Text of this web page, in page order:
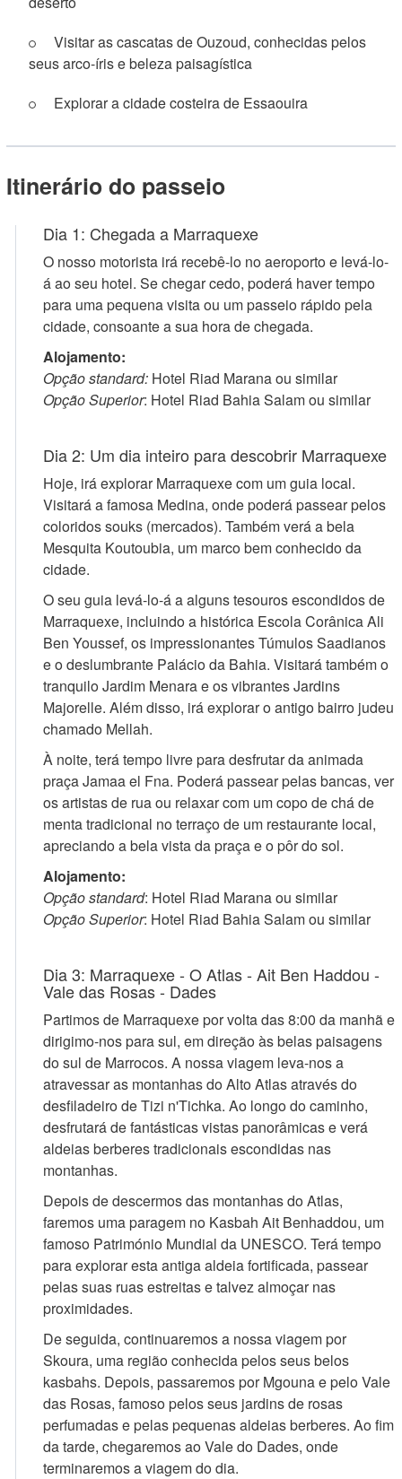
Visitar as cascatas de Ouzoud, conhecidas pelos
seus arco-íris e beleza paisagística
Explorar a cidade costeira de Essaouira
Itinerário do passeio
Dia 1: Chegada a Marraquexe
O nosso motorista irá recebê-lo no aeroporto e levá-lo-
á ao seu hotel. Se chegar cedo, poderá haver tempo
para uma pequena visita ou um passeio rápido pela
cidade, consoante a sua hora de chegada.
Alojamento:
Opção standard: Hotel Riad Marana ou similar
Opção Superior: Hotel Riad Bahia Salam ou similar
Dia 2: Um dia inteiro para descobrir Marraquexe
Hoje, irá explorar Marraquexe com um guia local.
Visitará a famosa Medina, onde poderá passear pelos
coloridos souks (mercados). Também verá a bela
Mesquita Koutoubia, um marco bem conhecido da
cidade.
O seu guia levá-lo-á a alguns tesouros escondidos de
Marraquexe, incluindo a histórica Escola Corânica Ali
Ben Youssef, os impressionantes Túmulos Saadianos
e o deslumbrante Palácio da Bahia. Visitará também o
tranquilo Jardim Menara e os vibrantes Jardins
Majorelle. Além disso, irá explorar o antigo bairro judeu
chamado Mellah.
À noite, terá tempo livre para desfrutar da animada
praça Jamaa el Fna. Poderá passear pelas bancas, ver
os artistas de rua ou relaxar com um copo de chá de
menta tradicional no terraço de um restaurante local,
apreciando a bela vista da praça e o pôr do sol.
Alojamento:
Opção standard: Hotel Riad Marana ou similar
Opção Superior: Hotel Riad Bahia Salam ou similar
Dia 3: Marraquexe - O Atlas - Ait Ben Haddou -
Vale das Rosas - Dades
Partimos de Marraquexe por volta das 8:00 da manhã e
dirigimo-nos para sul, em direção às belas paisagens
do sul de Marrocos. A nossa viagem leva-nos a
atravessar as montanhas do Alto Atlas através do
desfiladeiro de Tizi n'Tichka. Ao longo do caminho,
desfrutará de fantásticas vistas panorâmicas e verá
aldeias berberes tradicionais escondidas nas
montanhas.
Depois de descermos das montanhas do Atlas,
faremos uma paragem no Kasbah Ait Benhaddou, um
famoso Património Mundial da UNESCO. Terá tempo
para explorar esta antiga aldeia fortificada, passear
pelas suas ruas estreitas e talvez almoçar nas
proximidades.
De seguida, continuaremos a nossa viagem por
Skoura, uma região conhecida pelos seus belos
kasbahs. Depois, passaremos por Mgouna e pelo Vale
das Rosas, famoso pelos seus jardins de rosas
perfumadas e pelas pequenas aldeias berberes. Ao fim
da tarde, chegaremos ao Vale do Dades, onde
terminaremos a viagem do dia.